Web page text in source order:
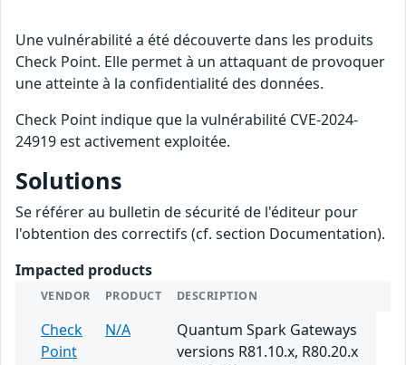
Une vulnérabilité a été découverte dans les produits
Check Point. Elle permet à un attaquant de provoquer
une atteinte à la confidentialité des données.
Check Point indique que la vulnérabilité CVE-2024-
24919 est activement exploitée.
Solutions
Se référer au bulletin de sécurité de l'éditeur pour
l'obtention des correctifs (cf. section Documentation).
Impacted products
VENDOR PRODUCT DESCRIPTION
Check
Point
N/A
Quantum Spark Gateways
versions R81.10.x, R80.20.x